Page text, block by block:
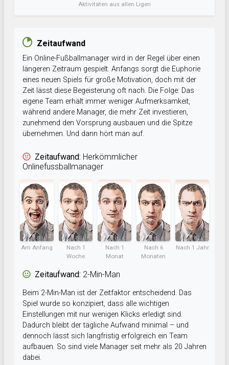
Aktivitäten aus allen Ligen
Zeitaufwand
Ein Online-Fußballmanager wird in der Regel über einen
längeren Zeitraum gespielt. Anfangs sorgt die Euphorie
eines neuen Spiels für große Motivation, doch mit der
Zeit lässt diese Begeisterung oft nach. Die Folge: Das
eigene Team erhält immer weniger Aufmerksamkeit,
während andere Manager, die mehr Zeit investieren,
zunehmend den Vorsprung ausbauen und die Spitze
übernehmen. Und dann hört man auf.
Zeitaufwand: Herkömmlicher
Onlinefussballmanager
Am Anfang
Nach 1
Woche
Nach 1
Monat
Nach 6
Monaten
Nach 1 Jahr
Zeitaufwand: 2-Min-Man
Beim 2-Min-Man ist der Zeitfaktor entscheidend. Das
Spiel wurde so konzipiert, dass alle wichtigen
Einstellungen mit nur wenigen Klicks erledigt sind.
Dadurch bleibt der tägliche Aufwand minimal – und
dennoch lässt sich langfristig erfolgreich ein Team
aufbauen. So sind viele Manager seit mehr als 20 Jahren
dabei.